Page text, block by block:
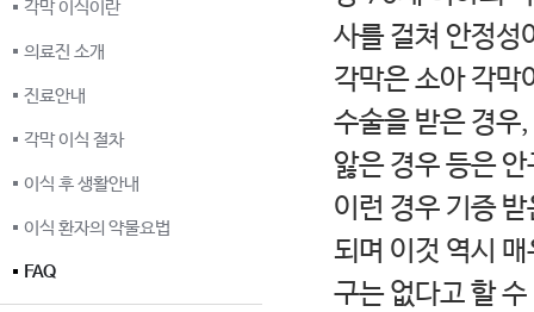
각막 이식이란
의료진 소개
진료안내
각막 이식 절차
이식 후 생활안내
이식 환자의 약물요법
FAQ
사를 걸쳐 안정성
각막은 소아 각막
수술을 받은 경우
앓은 경우 등은
이런 경우 기증
되며 이것 역시
구는 없다고 할